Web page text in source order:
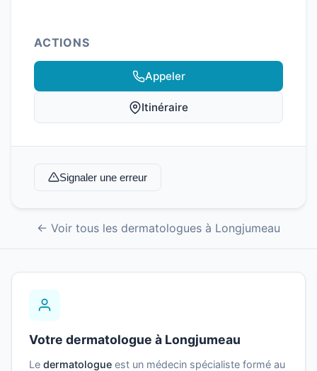
ACTIONS
Appeler
Itinéraire
Signaler une erreur
← Voir tous les dermatologues à Longjumeau
Votre dermatologue à Longjumeau
Le dermatologue est un médecin spécialiste formé au